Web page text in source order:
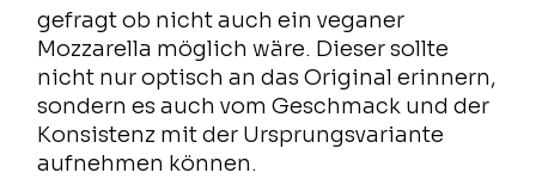
gefragt ob nicht auch ein veganer
Mozzarella möglich wäre. Dieser sollte
nicht nur optisch an das Original erinnern,
sondern es auch vom Geschmack und der
Konsistenz mit der Ursprungsvariante
aufnehmen können.